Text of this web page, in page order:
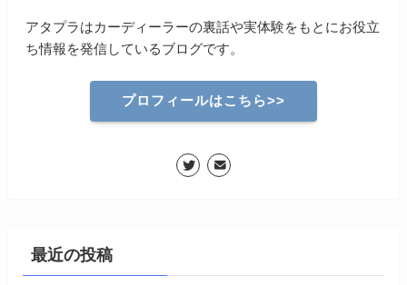
アタプラはカーディーラーの裏話や実体験をもとにお役立
ち情報を発信しているブログです。
プロフィールはこちら>>
最近の投稿